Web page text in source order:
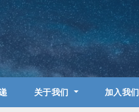
关于我们 加入我们